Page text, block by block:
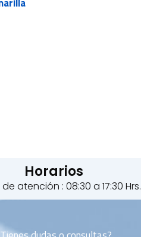
Horarios
atención : 08:30 a 17:30 Hrs.